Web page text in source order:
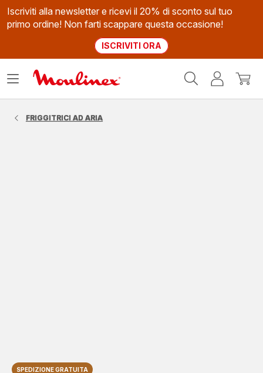
Iscriviti alla newsletter e ricevi il 20% di sconto sul tuo
primo ordine! Non farti scappare questa occasione!
ISCRIVITI ORA
Il
Apri
FRIGGITRICI AD ARIA
SPEDIZIONE GRATUITA